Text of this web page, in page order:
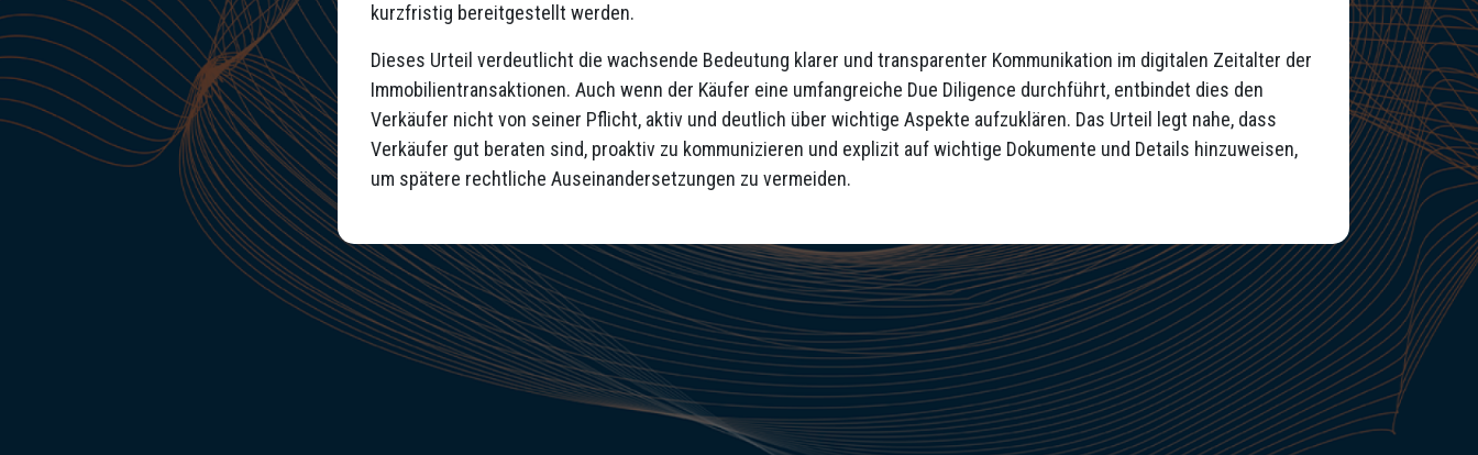
kurzfristig bereitgestellt werden.
Dieses Urteil verdeutlicht die wachsende Bedeutung klarer und transparenter Kommunikation im digitalen Zeitalter der
Immobilientransaktionen. Auch wenn der Käufer eine umfangreiche Due Diligence durchführt, entbindet dies den
Verkäufer nicht von seiner Pflicht, aktiv und deutlich über wichtige Aspekte aufzuklären. Das Urteil legt nahe, dass
Verkäufer gut beraten sind, proaktiv zu kommunizieren und explizit auf wichtige Dokumente und Details hinzuweisen,
um spätere rechtliche Auseinandersetzungen zu vermeiden.